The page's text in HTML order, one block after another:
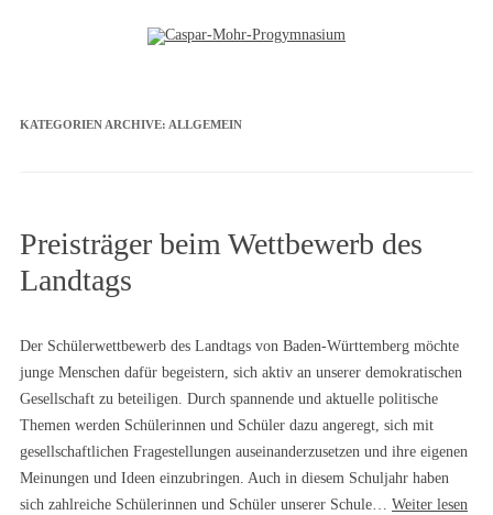
KATEGORIEN ARCHIVE: ALLGEMEIN
Preisträger beim Wettbewerb des
Landtags
Der Schülerwettbewerb des Landtags von Baden-Württemberg möchte
junge Menschen dafür begeistern, sich aktiv an unserer demokratischen
Gesellschaft zu beteiligen. Durch spannende und aktuelle politische
Themen werden Schülerinnen und Schüler dazu angeregt, sich mit
gesellschaftlichen Fragestellungen auseinanderzusetzen und ihre eigenen
Meinungen und Ideen einzubringen. Auch in diesem Schuljahr haben
sich zahlreiche Schülerinnen und Schüler unserer Schule… Weiter lesen